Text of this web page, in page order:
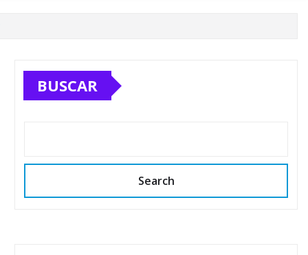
BUSCAR
Search